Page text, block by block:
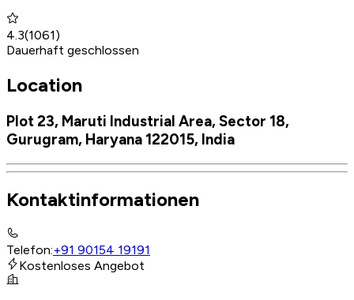
4.3(1061)
Dauerhaft geschlossen
Location
Plot 23, Maruti Industrial Area, Sector 18,
Gurugram, Haryana 122015, India
Kontaktinformationen
Telefon:+91 90154 19191
Kostenloses Angebot